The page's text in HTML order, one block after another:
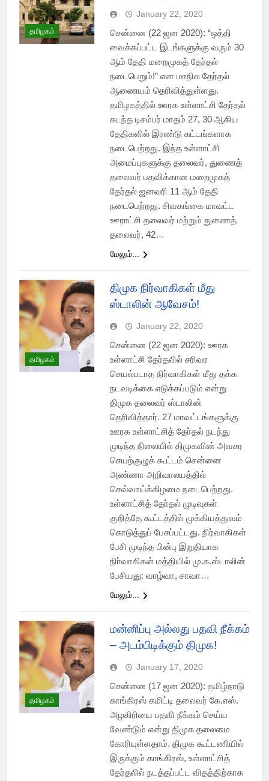
தமிழகம்
January 22, 2020
சென்னை (22 ஜன 2020): “ஒத்தி
வைக்கப்பட்ட இடங்களுக்கு வரும் 30
ஆம் தேதி மறைமுகத் தேர்தல்
நடைபெறும்!” என மாநில தேர்தல்
ஆணையம் தெரிவித்துள்ளது.
தமிழகத்தில் ஊரக உள்ளாட்சி தேர்தல்
கடந்த டிசம்பர் மாதம் 27, 30 ஆகிய
தேதிகளில் இரண்டு கட்டங்களாக
நடைபெற்றது. இந்த உள்ளாட்சி
அமைப்புகளுக்கு தலைவர், துணைத்
தலைவர் பதவிக்கான மறைமுகத்
தேர்தல் ஜனவரி 11 ஆம் தேதி
நடைபெற்றது. சிவகங்கை மாவட்ட
ஊராட்சி தலைவர் மற்றும் துணைத்
தலைவர், 42…
மேலும்...
தமிழகம்
திமுக நிர்வாகிகள் மீது
ஸ்டாலின் ஆவேசம்!
January 22, 2020
சென்னை (22 ஜன 2020): ஊரக
உள்ளாட்சி தேர்தலில் சரிவர
செயல்படாத நிர்வாகிகள் மீது தக்க
நடவடிக்கை எடுக்கப்படும் என்று
திமுக தலைவர் ஸ்டாலின்
தெரிவித்தார். 27 மாவட்டங்களுக்கு
ஊரக உள்ளாட்சித் தோ்தல் நடந்து
முடிந்த நிலையில் திமுகவின் அவசர
செயற்குழுக் கூட்டம் சென்னை
அண்ணா அறிவாலயத்தில்
செவ்வாய்க்கிழமை நடைபெற்றது.
உள்ளாட்சித் தோ்தல் முடிவுகள்
குறித்தே கூட்டத்தில் முக்கியத்துவம்
கொடுத்துப் பேசப்பட்டது. நிர்வாகிகள்
பேசி முடிந்த பின்பு இறுதியாக
நிா்வாகிகள் மத்தியில் மு.க.ஸ்டாலின்
பேசியது: வாழ்வா, சாவா…
மேலும்...
தமிழகம்
மன்னிப்பு அல்லது பதவி நீக்கம்
– அடம்பிடிக்கும் திமுக!
January 17, 2020
சென்னை (17 ஜன 2020): தமிழ்நாடு
காங்கிரஸ் கமிட்டி தலைவர் கே.எஸ்.
அழகிரியை பதவி நீக்கம் செய்ய
வேண்டும் என்று திமுக தலைமை
கோரியுள்ளதாம். திமுக கூட்டணியில்
இருக்கும் காங்கிரஸ், உள்ளாட்சித்
தேர்தலில் நடத்தப்பட்ட விதத்திற்காக